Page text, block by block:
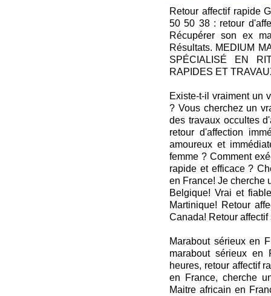
Retour affectif rapide
50 50 38 : retour
Récupérer son ex
Résultats. MEDIUM
SPÉCIALISÉ EN
RAPIDES ET
Existe-t-il vraiment un
? Vous cherchez un
des travaux occultes
retour d'affection
amoureux et
femme ? Comment
rapide et efficace ?
en France! Je cherche
Belgique! Vrai et
Martinique! Retour
Canada! Retour
Marabout sérieux en
marabout sérieux en
heures, retour affectif
en France, cherche
Maitre africain en